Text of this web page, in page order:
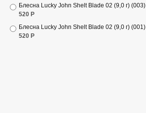
Блесна Lucky John Shelt Blade 02 (9,0 г) (003)
520 Р
Блесна Lucky John Shelt Blade 02 (9,0 г) (001)
520 Р